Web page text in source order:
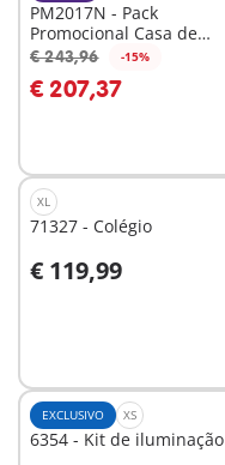
PM2017N - Pack
Promocional Casa de
Bonecas
€ 243,96 -15%
€ 207,37
Ao carrinho
XL
71327 - Colégio
€ 119,99
Ao carrinho
EXCLUSIVO XS
6354 - Kit de iluminação